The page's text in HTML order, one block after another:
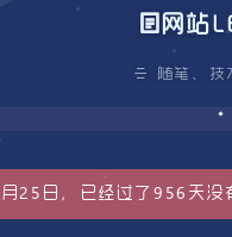
网站
随笔 、 技
25日，已经过了956天没